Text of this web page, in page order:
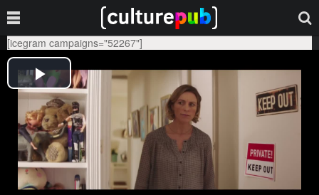
[icegram campaigns="52267"]